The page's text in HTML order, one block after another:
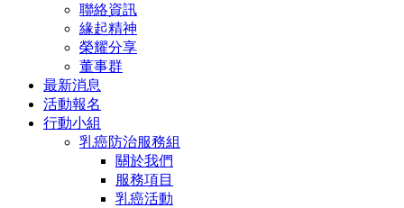
聯絡資訊
緣起精神
榮耀分享
董事群
最新消息
活動報名
行動小組
乳癌防治服務組
關於我們
服務項目
乳癌活動